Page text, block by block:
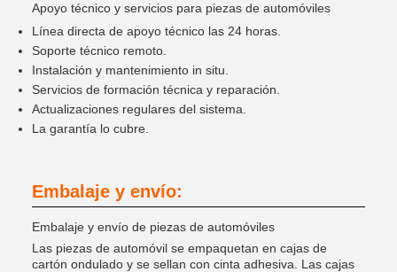
Apoyo técnico y servicios para piezas de automóviles
Línea directa de apoyo técnico las 24 horas.
Soporte técnico remoto.
Instalación y mantenimiento in situ.
Servicios de formación técnica y reparación.
Actualizaciones regulares del sistema.
La garantía lo cubre.
Embalaje y envío:
Embalaje y envío de piezas de automóviles
Las piezas de automóvil se empaquetan en cajas de
cartón ondulado y se sellan con cinta adhesiva. Las cajas